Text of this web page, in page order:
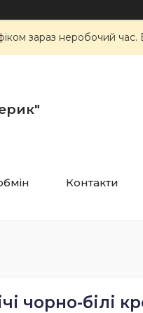
зараз неробочий
Контакти
чорно-білі